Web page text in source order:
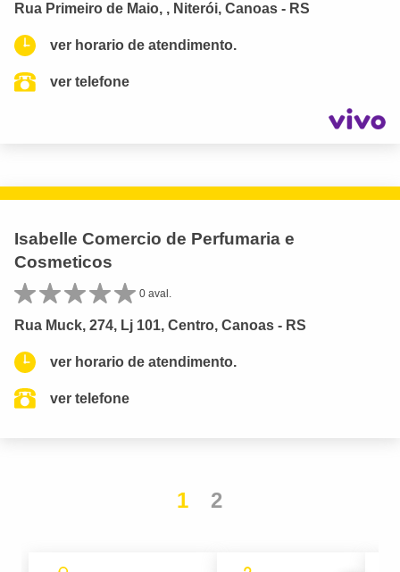
Rua Primeiro de Maio, , Niterói, Canoas - RS
ver horario de atendimento.
ver telefone
Isabelle Comercio de Perfumaria e
Cosmeticos
0 aval.
Rua Muck, 274, Lj 101, Centro, Canoas - RS
ver horario de atendimento.
ver telefone
1 2